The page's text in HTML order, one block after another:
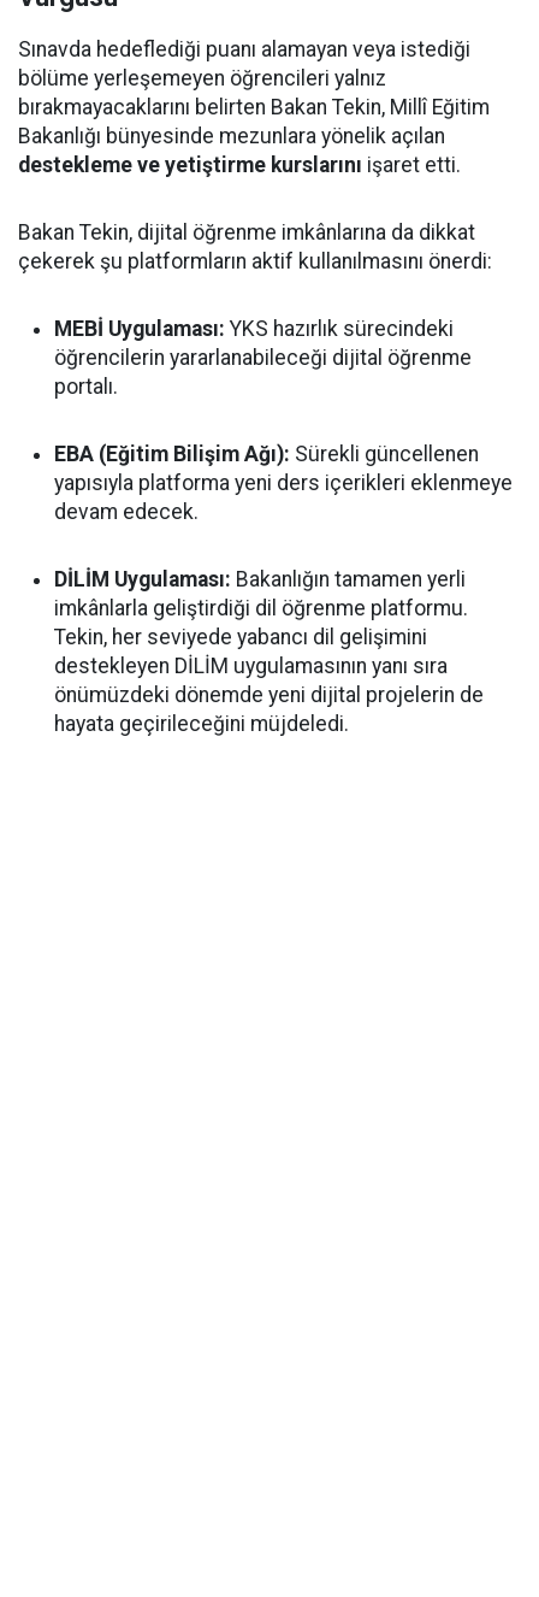
Sınavda hedeflediği puanı alamayan veya istediği
bölüme yerleşemeyen öğrencileri yalnız
bırakmayacaklarını belirten Bakan Tekin, Millî Eğitim
Bakanlığı bünyesinde mezunlara yönelik açılan
destekleme ve yetiştirme kurslarını işaret etti.
Bakan Tekin, dijital öğrenme imkânlarına da dikkat
çekerek şu platformların aktif kullanılmasını önerdi:
MEBİ Uygulaması: YKS hazırlık sürecindeki
öğrencilerin yararlanabileceği dijital öğrenme
portalı.
EBA (Eğitim Bilişim Ağı): Sürekli güncellenen
yapısıyla platforma yeni ders içerikleri eklenmeye
devam edecek.
DİLİM Uygulaması: Bakanlığın tamamen yerli
imkânlarla geliştirdiği dil öğrenme platformu.
Tekin, her seviyede yabancı dil gelişimini
destekleyen DİLİM uygulamasının yanı sıra
önümüzdeki dönemde yeni dijital projelerin de
hayata geçirileceğini müjdeledi.